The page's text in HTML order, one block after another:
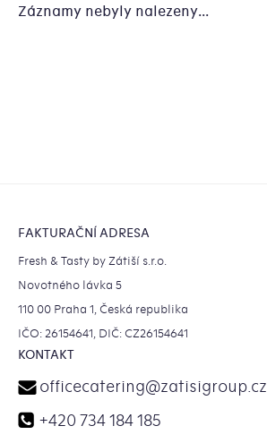
Záznamy nebyly nalezeny...
FAKTURAČNÍ ADRESA
Fresh & Tasty by Zátiší s.r.o.
Novotného lávka 5
110 00 Praha 1, Česká republika
IČO: 26154641, DIČ: CZ26154641
KONTAKT
officecatering@zatisigroup.cz
+420 734 184 185